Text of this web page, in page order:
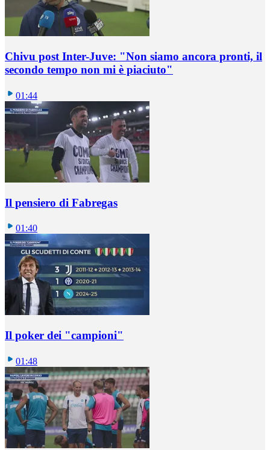
Chivu post Inter-Juve: "Non siamo ancora pronti, il
secondo tempo non mi è piaciuto"
01:44
Il pensiero di Fabregas
01:40
Il poker dei "campioni"
01:48